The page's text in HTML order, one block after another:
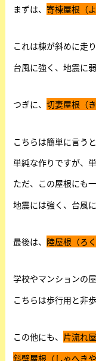
まずは、 寄棟屋根（
これは棟が斜めに走
台風に強く、地震に
つぎに、 切妻屋根（
こちらは簡単に言う
単純な作りですが、
ただ、この屋根にも
地震には強く、台風
最後は、 陸屋根（ろ
学校やマンションの
こちらは歩行用と非
この他にも、 片流れ
斜壁屋根（しゃへきや